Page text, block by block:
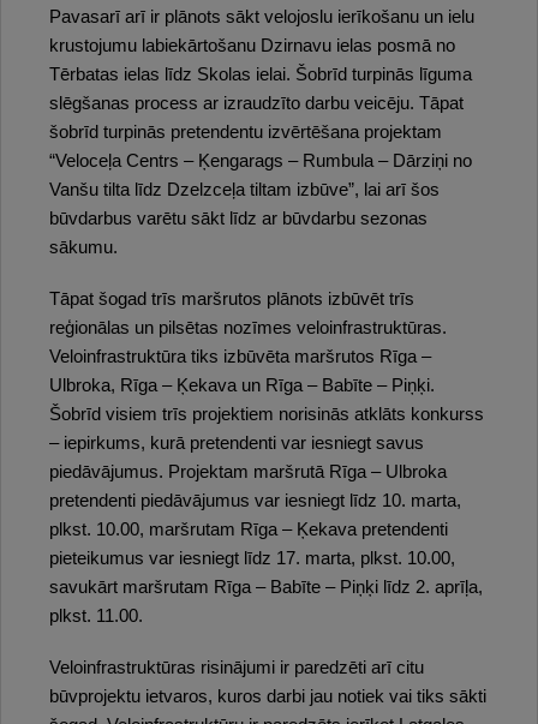
Pavasarī arī ir plānots sākt velojoslu ierīkošanu un ielu
krustojumu labiekārtošanu Dzirnavu ielas posmā no
Tērbatas ielas līdz Skolas ielai. Šobrīd turpinās līguma
slēgšanas process ar izraudzīto darbu veicēju. Tāpat
šobrīd turpinās pretendentu izvērtēšana projektam
“Veloceļa Centrs – Ķengarags – Rumbula – Dārziņi no
Vanšu tilta līdz Dzelzceļa tiltam izbūve”, lai arī šos
būvdarbus varētu sākt līdz ar būvdarbu sezonas
sākumu.
Tāpat šogad trīs maršrutos plānots izbūvēt trīs
reģionālas un pilsētas nozīmes veloinfrastruktūras.
Veloinfrastruktūra tiks izbūvēta maršrutos Rīga –
Ulbroka, Rīga – Ķekava un Rīga – Babīte – Piņķi.
Šobrīd visiem trīs projektiem norisinās atklāts konkurss
– iepirkums, kurā pretendenti var iesniegt savus
piedāvājumus. Projektam maršrutā Rīga – Ulbroka
pretendenti piedāvājumus var iesniegt līdz 10. marta,
plkst. 10.00, maršrutam Rīga – Ķekava pretendenti
pieteikumus var iesniegt līdz 17. marta, plkst. 10.00,
savukārt maršrutam Rīga – Babīte – Piņķi līdz 2. aprīļa,
plkst. 11.00.
Veloinfrastruktūras risinājumi ir paredzēti arī citu
būvprojektu ietvaros, kuros darbi jau notiek vai tiks sākti